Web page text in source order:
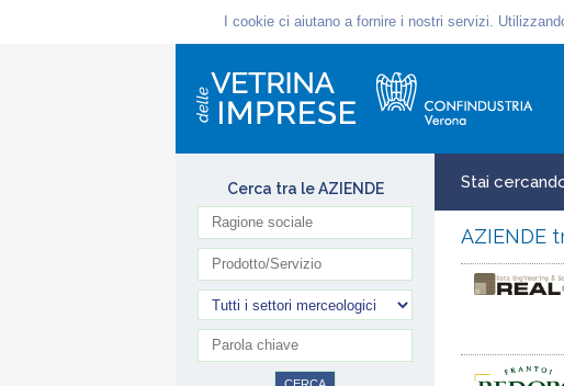
Cerca tra le AZIENDE Stai
AZIENDE